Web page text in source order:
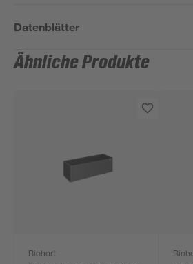
Datenblätter
Ähnliche Produkte
Biohort